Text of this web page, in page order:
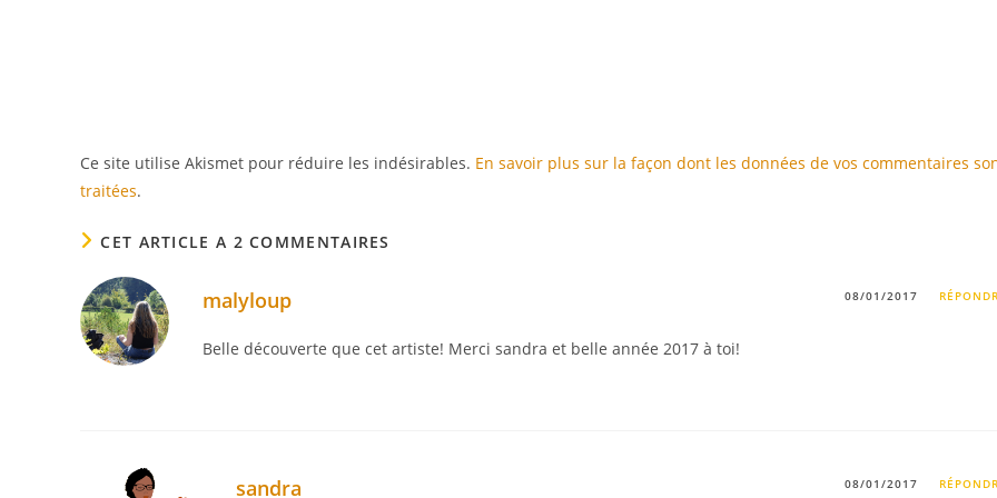
Ce site utilise Akismet pour réduire les indésirables. En savoir plus sur la façon dont les données de vos commentaires
traitées.
CET ARTICLE A 2 COMMENTAIRES
malyloup 08/01/2017
Belle découverte que cet artiste! Merci sandra et belle année 2017 à toi!
sandra 08/01/2017